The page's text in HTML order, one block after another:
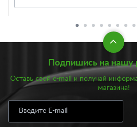
Подпишись на нашу
Оставь свой e-mail и получай
магазина!